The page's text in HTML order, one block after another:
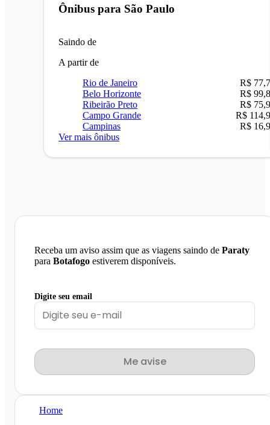
Ônibus para São Paulo
Saindo de
A partir de
Rio de Janeiro
R$
Belo Horizonte
R$
Ribeirão Preto
R$
Campo Grande
R$
Campinas
R$
Ver mais ônibus
Receba um aviso assim que as viagens saindo de Paraty
para Botafogo estiverem disponíveis.
Digite seu email
Me avise
Home